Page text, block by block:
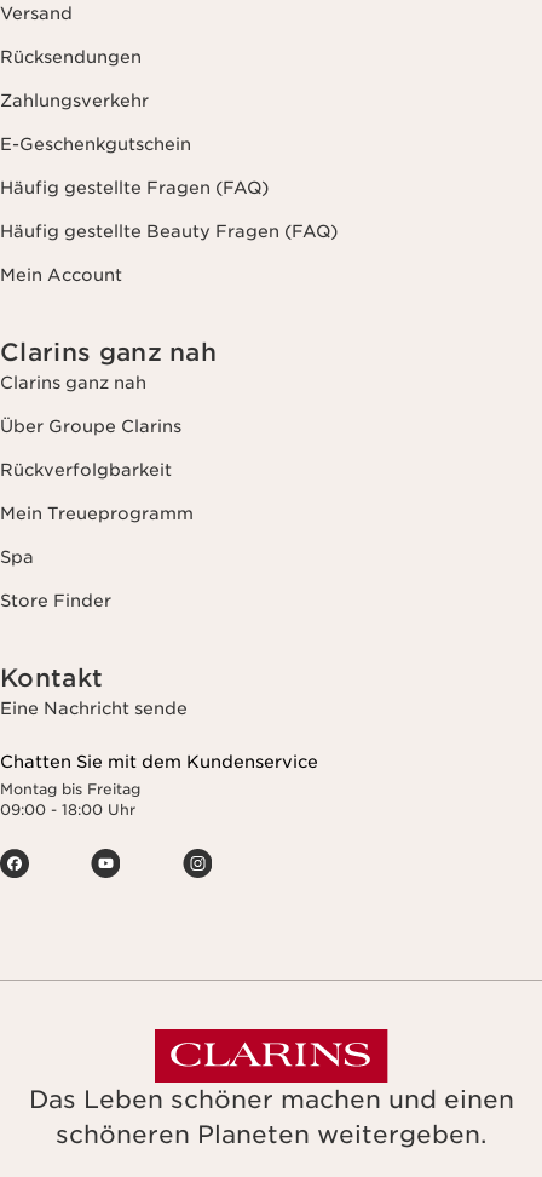
Versand
Rücksendungen
Zahlungsverkehr
E-Geschenkgutschein
Häufig gestellte Fragen (FAQ)
Häufig gestellte Beauty Fragen (FAQ)
Mein Account
Clarins ganz nah
Clarins ganz nah
Über Groupe Clarins
Rückverfolgbarkeit
Mein Treueprogramm
Spa
Store Finder
Kontakt
Eine Nachricht sende
Chatten Sie mit dem Kundenservice
Montag bis Freitag
09:00 - 18:00 Uhr
Das Leben schöner machen und einen
schöneren Planeten weitergeben.